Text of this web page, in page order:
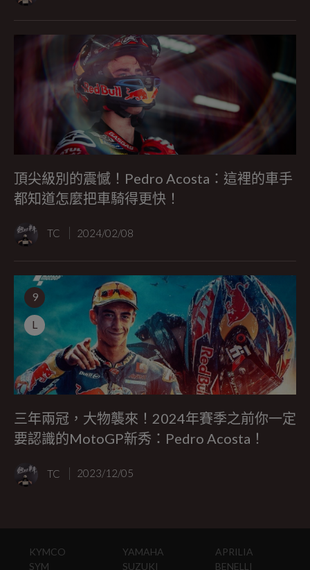
頂尖級別的震憾！Pedro Acosta：這裡的車手
都知道怎麼把車騎得更快！
TC 2024/02/08
9
L
三年兩冠，大物襲來！2024年賽季之前你一定
要認識的MotoGP新秀：Pedro Acosta！
TC 2023/12/05
KYMCO
SYM
YAMAHA
SUZUKI
APRILIA
BENELLI